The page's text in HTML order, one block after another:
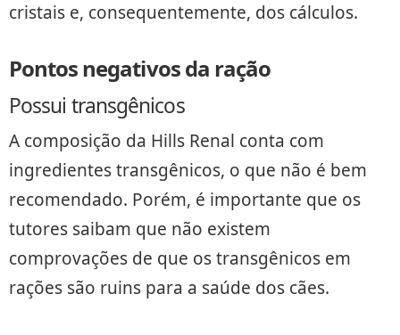
cristais e, consequentemente, dos cálculos.
Pontos negativos da ração
Possui transgênicos
A composição da Hills Renal conta com
ingredientes transgênicos, o que não é bem
recomendado. Porém, é importante que os
tutores saibam que não existem
comprovações de que os transgênicos em
rações são ruins para a saúde dos cães.